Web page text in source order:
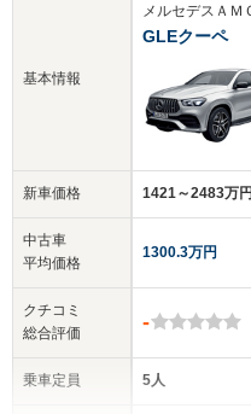
基本情報
新車価格
中古車
平均価格
クチコミ
総合評価
乗車定員
メルセデスＡＭ
GLEクーペ
1421～2483万円
1300.3万円
-
5人